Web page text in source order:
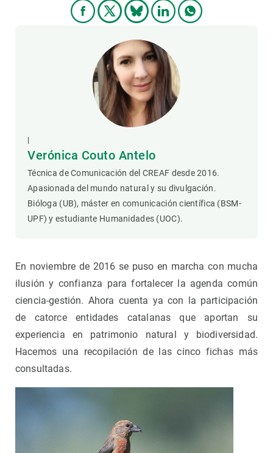
Verónica Couto Antelo
Técnica de Comunicación del CREAF desde 2016.
Apasionada del mundo natural y su divulgación.
Bióloga (UB), máster en comunicación científica (BSM-
UPF) y estudiante Humanidades (UOC).
En noviembre de 2016 se puso en marcha con mucha
ilusión y confianza para fortalecer la agenda común
ciencia-gestión. Ahora cuenta ya con la participación
de catorce entidades catalanas que aportan su
experiencia en patrimonio natural y biodiversidad.
Hacemos una recopilación de las cinco fichas más
consultadas.